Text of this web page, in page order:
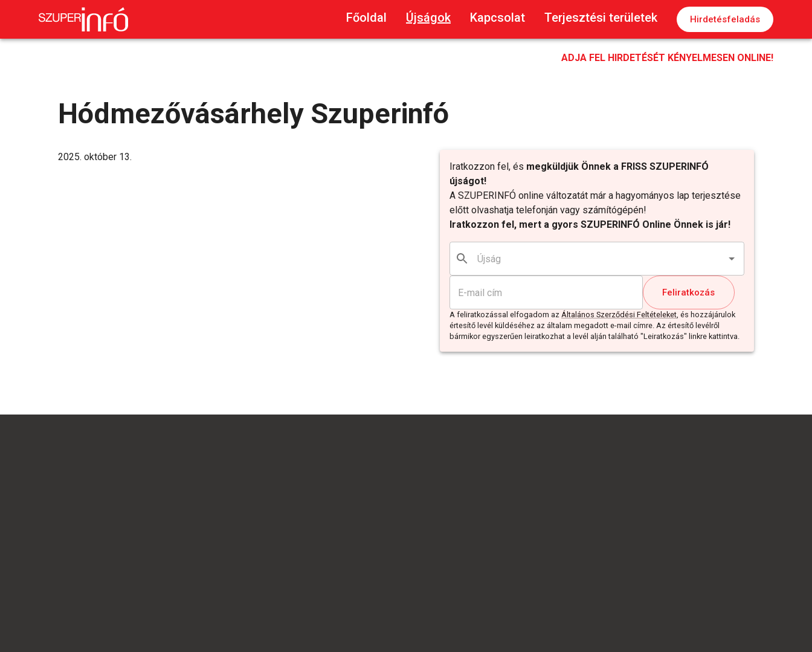
Főoldal Újságok Kapcsolat Terjesztési területek Hirdetésfeladás
ADJA FEL HIRDETÉSÉT KÉNYELMESEN ONLINE!
Hódmezővásárhely Szuperinfó
Iratkozzon fel, és megküldjük Önnek a FRISS SZUPERINFÓ
újságot!
A SZUPERINFÓ online változatát már a hagyományos lap terjesztése
előtt olvashatja telefonján vagy számítógépén!
Iratkozzon fel, mert a gyors SZUPERINFÓ Online Önnek is jár!
Feliratkozás
A feliratkozással elfogadom az Általános Szerződési Feltételeket, és hozzájárulok
értesítő levél küldéséhez az általam megadott e-mail címre. Az értesítő levélről
bármikor egyszerűen leiratkozhat a levél alján található "Leiratkozás" linkre kattintva.
2025. október 13.